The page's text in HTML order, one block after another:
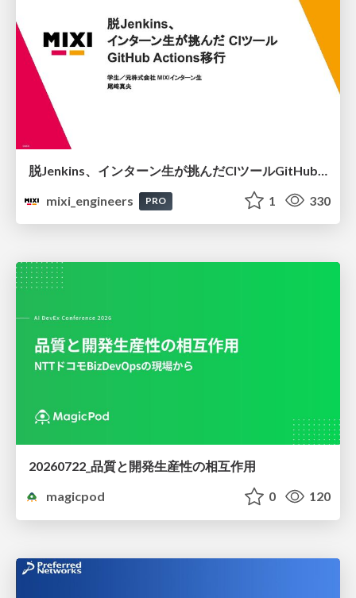
mixi_engineers
PRO 1 330
20260722_品質と開発生産性の相互作用
magicpod
0 120